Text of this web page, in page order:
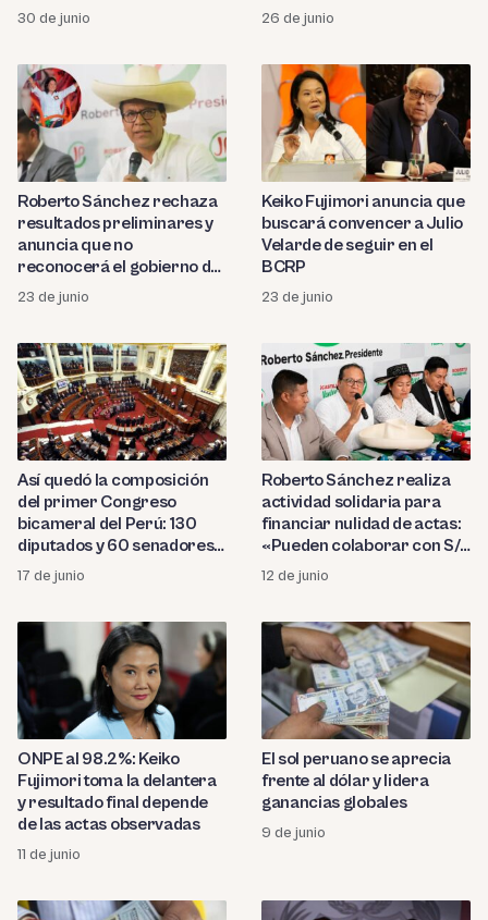
30 de junio 26 de junio
Roberto Sánchez rechaza
resultados preliminares y
anuncia que no
reconocerá el gobierno de
Keiko Fujimori
23 de junio
Keiko Fujimori anuncia que
buscará convencer a Julio
Velarde de seguir en el
BCRP
23 de junio
Así quedó la composición
del primer Congreso
bicameral del Perú: 130
diputados y 60 senadores
en seis bancadas
17 de junio
Roberto Sánchez realiza
actividad solidaria para
financiar nulidad de actas:
«Pueden colaborar con S/1,
S/2 o S/3»
12 de junio
ONPE al 98.2%: Keiko
Fujimori toma la delantera
y resultado final depende
de las actas observadas
11 de junio
El sol peruano se aprecia
frente al dólar y lidera
ganancias globales
9 de junio